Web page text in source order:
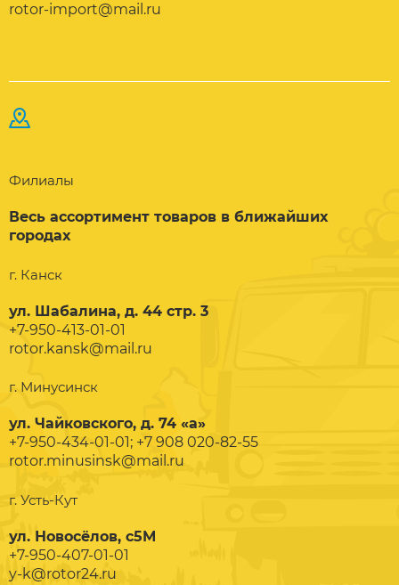
rotor-import@mail.ru
Филиалы
Весь ассортимент товаров в ближайших
городах
г. Канск
ул. Шабалина, д. 44 стр. 3
+7-950-413-01-01
rotor.kansk@mail.ru
г. Минусинск
ул. Чайковского, д. 74 «а»
+7-950-434-01-01; +7 908 020-82-55
rotor.minusinsk@mail.ru
г. Усть-Кут
ул. Новосёлов, с5М
+7-950-407-01-01
y-k@rotor24.ru